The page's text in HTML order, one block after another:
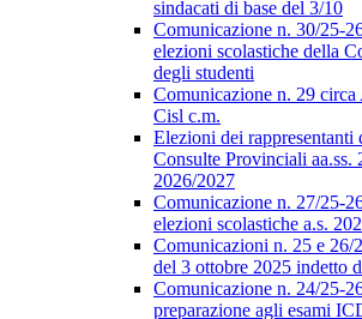
sindacati di base del 3/10
Comunicazione n. 30/25-
elezioni scolastiche della
degli studenti
Comunicazione n. 29 circa
Cisl c.m.
Elezioni dei rappresentanti
Consulte Provinciali aa.ss.
2026/2027
Comunicazione n. 27/25-
elezioni scolastiche a.s.
Comunicazioni n. 25 e 26/
del 3 ottobre 2025 indetto
Comunicazione n. 24/25-
preparazione agli esami